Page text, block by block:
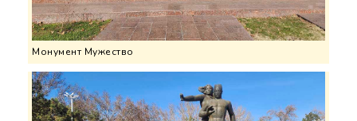
Монумент Мужество